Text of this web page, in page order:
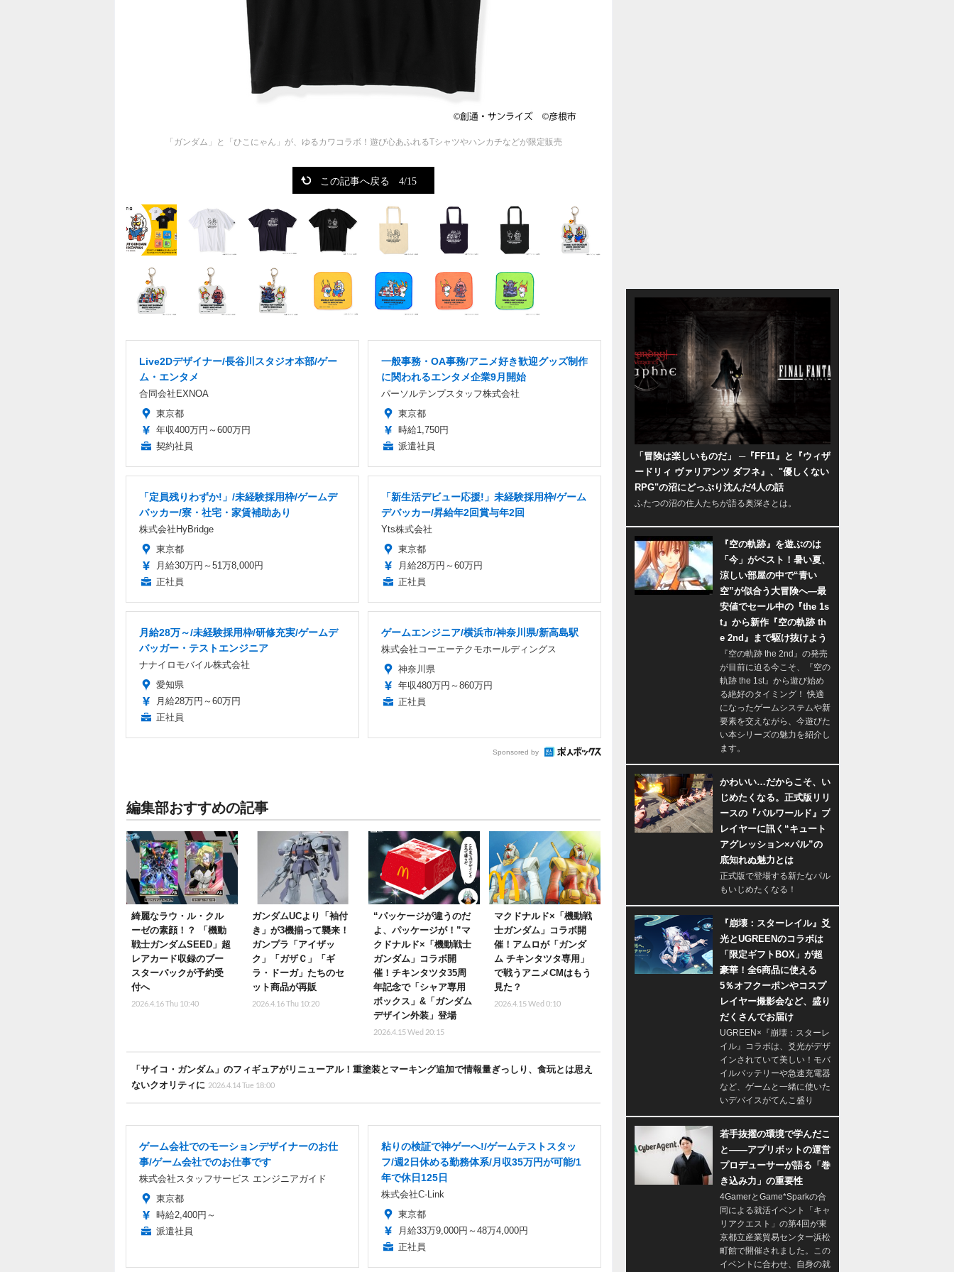
「ガンダム」と「ひこにゃん」が、ゆるカワコラボ！遊び心あふれるTシャツやハンカチなどが限定販売
この記事へ戻る 4/15
Live2Dデザイナー/長谷川スタジオ本部/ゲー
ム・エンタメ
合同会社EXNOA
東京都
年収400万円～600万円
契約社員
一般事務・OA事務/アニメ好き歓迎グッズ制作
に関われるエンタメ企業9月開始
パーソルテンプスタッフ株式会社
東京都
時給1,750円
派遣社員
「定員残りわずか!」/未経験採用枠/ゲームデ
バッカー/寮・社宅・家賃補助あり
株式会社HyBridge
東京都
月給30万円～51万8,000円
正社員
「新生活デビュー応援!」未経験採用枠/ゲーム
デバッカー/昇給年2回賞与年2回
Yts株式会社
東京都
月給28万円～60万円
正社員
月給28万～/未経験採用枠/研修充実/ゲームデ
バッガー・テストエンジニア
ナナイロモバイル株式会社
愛知県
月給28万円～60万円
正社員
ゲームエンジニア/横浜市/神奈川県/新高島駅
株式会社コーエーテクモホールディングス
神奈川県
年収480万円～860万円
正社員
Sponsored by
編集部おすすめの記事
綺麗なラウ・ル・クル
ーゼの素顔！？ 「機動
戦士ガンダムSEED」超
レアカード収録のブー
スターパックが予約受
付へ
2026.4.16 Thu 10:40
ガンダムUCより「袖付
き」が3機揃って襲来！
ガンプラ「アイザッ
ク」「ガザＣ」「ギ
ラ・ドーガ」たちのセ
ット商品が再販
2026.4.16 Thu 10:20
“パッケージが違うのだ
よ、パッケージが！”マ
クドナルド×「機動戦士
ガンダム」コラボ開
催！チキンタツタ35周
年記念で「シャア専用
ボックス」&「ガンダム
デザイン外装」登場
2026.4.15 Wed 20:15
マクドナルド×「機動戦
士ガンダム」コラボ開
催！アムロが「ガンダ
ム チキンタツタ専用」
で戦うアニメCMはもう
見た？
2026.4.15 Wed 0:10
「サイコ・ガンダム」のフィギュアがリニューアル！重塗装とマーキング追加で情報量ぎっしり、食玩とは思え
ないクオリティに 2026.4.14 Tue 18:00
ゲーム会社でのモーションデザイナーのお仕
事/ゲーム会社でのお仕事です
株式会社スタッフサービス エンジニアガイド
東京都
時給2,400円～
派遣社員
粘りの検証で神ゲーへ!/ゲームテストスタッ
フ/週2日休める勤務体系/月収35万円が可能/1
年で休日125日
株式会社C-Link
東京都
月給33万9,000円～48万4,000円
正社員
「冒険は楽しいものだ」 ─『FF11』と『ウィザ
ードリィ ヴァリアンツ ダフネ』、"優しくない
RPG"の沼にどっぷり沈んだ4人の話
ふたつの沼の住人たちが語る奥深さとは。
『空の軌跡』を遊ぶのは
「今」がベスト！暑い夏、
涼しい部屋の中で“青い
空”が似合う大冒険へ―最
安値でセール中の『the 1s
t』から新作『空の軌跡 th
e 2nd』まで駆け抜けよう
『空の軌跡 the 2nd』の発売
が目前に迫る今こそ、『空の
軌跡 the 1st』から遊び始め
る絶好のタイミング！ 快適
になったゲームシステムや新
要素を交えながら、今遊びた
い本シリーズの魅力を紹介し
ます。
かわいい…だからこそ、い
じめたくなる。正式版リリ
ースの『パルワールド』プ
レイヤーに訊く“キュート
アグレッション×パル”の
底知れぬ魅力とは
正式版で登場する新たなパル
もいじめたくなる！
『崩壊：スターレイル』爻
光とUGREENのコラボは
「限定ギフトBOX」が超
豪華！全6商品に使える
5％オフクーポンやコスプ
レイヤー撮影会など、盛り
だくさんでお届け
UGREEN×『崩壊：スターレ
イル』コラボは、爻光がデザ
インされていて美しい！モバ
イルバッテリーや急速充電器
など、ゲームと一緒に使いた
いデバイスがてんこ盛り
若手抜擢の環境で学んだこ
と――アプリボットの運営
プロデューサーが語る「巻
き込み力」の重要性
4GamerとGame*Sparkの合
同による就活イベント「キャ
リアクエスト」の第4回が東
京都立産業貿易センター浜松
町館で開催されました。この
イベントに合わせ、自身の就